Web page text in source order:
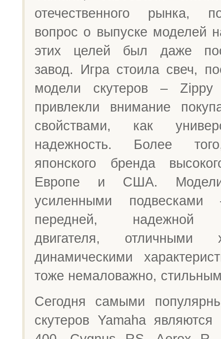
отечественного рынка,
вопрос о выпуске моделей
этих целей был даже
завод. Игра стоила свеч,
модели скутеров –
привлекли внимание
свойствами, как
надежность. Более
японского бренда
Европе и США. Модели
усиленными
передней, надежной
двигателя,
динамическими
тоже немаловажно,
Сегодня самыми
скутеров Yamaha являются